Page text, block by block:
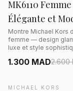
MK6110
Élégante et
Montre Michael Kors
femme — design
luxe et style
1.300 MAD2.600
SALE −46%
AJOUTER AU
MICHAEL KORS